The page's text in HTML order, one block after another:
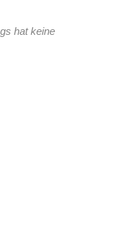
hat keine